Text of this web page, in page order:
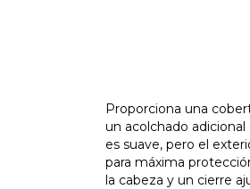
Proporciona una
un acolchado
es suave, pero el
para máxima
la cabeza y un cierre